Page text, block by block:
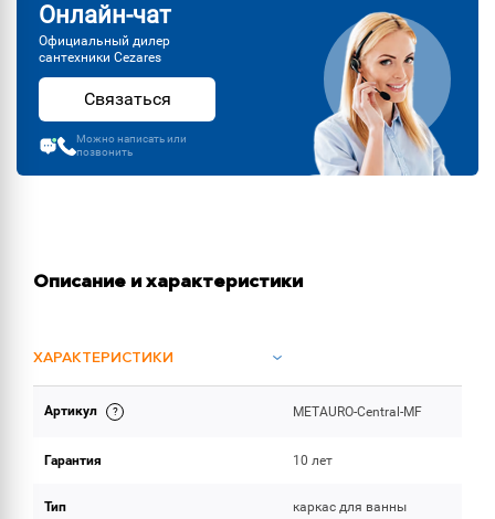
Онлайн-чат
Официальный дилер
сантехники Cezares
Связаться
Можно написать или
позвонить
Описание и характеристики
ХАРАКТЕРИСТИКИ
ОБЪЕМ ПОСТАВКИ
Артикул METAURO-Central-MF
Гарантия 10 лет
Тип каркас для ванны